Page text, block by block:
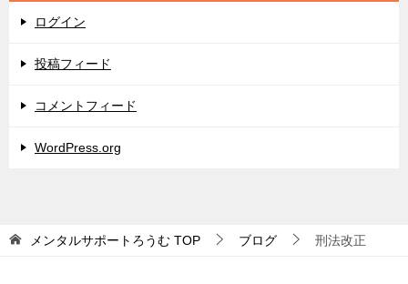
ログイン
投稿フィード
コメントフィード
WordPress.org
メンタルサポートろうむ TOP ブログ 刑法改正